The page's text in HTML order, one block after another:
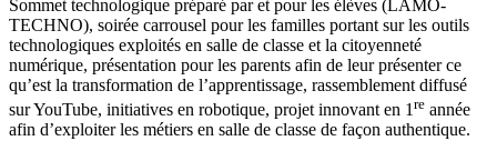
Sommet technologique préparé par et pour les élèves (LAMO-
TECHNO), soirée carrousel pour les familles portant sur les outils
technologiques exploités en salle de classe et la citoyenneté
numérique, présentation pour les parents afin de leur présenter ce
qu’est la transformation de l’apprentissage, rassemblement diffusé
sur YouTube, initiatives en robotique, projet innovant en 1 re année
afin d’exploiter les métiers en salle de classe de façon authentique.